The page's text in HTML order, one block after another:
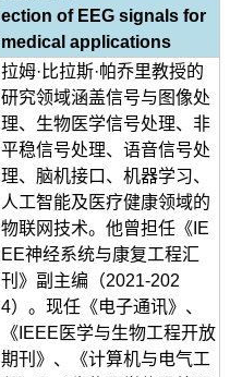
ection of EEG signals for
medical applications
拉姆·比拉斯·帕乔里教授的
研究领域涵盖信号与图像处
理、生物医学信号处理、非
平稳信号处理、语音信号处
理、脑机接口、机器学习、
人工智能及医疗健康领域的
物联网技术。他曾担任《IE
EE神经系统与康复工程汇
刊》副主编（2021-202
4）。现任《电子通讯》、
《IEEE医学与生物工程开放
期刊》、《计算机与电气工